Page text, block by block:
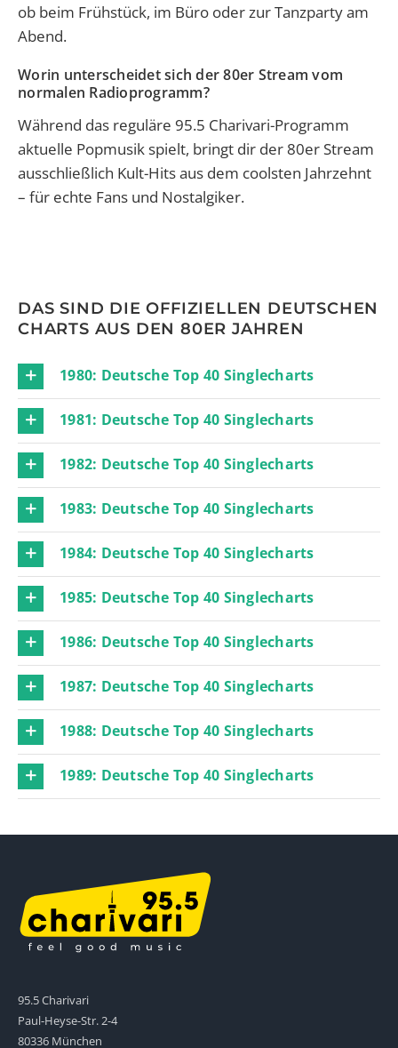
ob beim Frühstück, im Büro oder zur Tanzparty am
Abend.
Worin unterscheidet sich der 80er Stream vom
normalen Radioprogramm?
Während das reguläre 95.5 Charivari-Programm
aktuelle Popmusik spielt, bringt dir der 80er Stream
ausschließlich Kult-Hits aus dem coolsten Jahrzehnt
– für echte Fans und Nostalgiker.
DAS SIND DIE OFFIZIELLEN DEUTSCHEN
CHARTS AUS DEN 80ER JAHREN
1980: Deutsche Top 40 Singlecharts
1981: Deutsche Top 40 Singlecharts
1982: Deutsche Top 40 Singlecharts
1983: Deutsche Top 40 Singlecharts
1984: Deutsche Top 40 Singlecharts
1985: Deutsche Top 40 Singlecharts
1986: Deutsche Top 40 Singlecharts
1987: Deutsche Top 40 Singlecharts
1988: Deutsche Top 40 Singlecharts
1989: Deutsche Top 40 Singlecharts
95.5 Charivari
Paul-Heyse-Str. 2-4
80336 München